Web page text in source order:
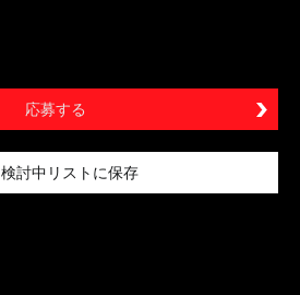
応募する
検討中リストに保存